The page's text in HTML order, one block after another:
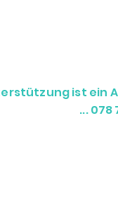
ist ein
078 748